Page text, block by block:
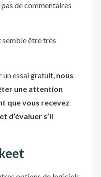
de commentaires
semble être très
un essai gratuit, nous
une attention
que vous recevez
d’évaluer s’il